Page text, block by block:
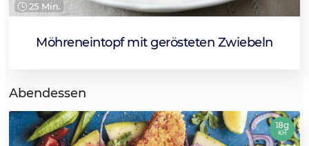
25 Min.
Möhreneintopf mit gerösteten Zwiebeln
Abendessen
18g
KH